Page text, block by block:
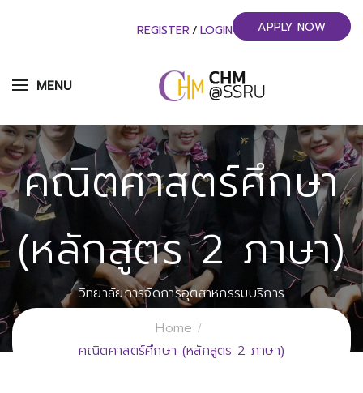
MENU
REGISTER / LOGIN APPLY NOW
คณิตศาสตร์ศึกษา
(หลักสูตร 2 ภาษา)
วิทยาลัยการจัดการอุตสาหกรรมบริการ
Home
คณิตศาสตร์ศึกษา (หลักสูตร 2 ภาษา)